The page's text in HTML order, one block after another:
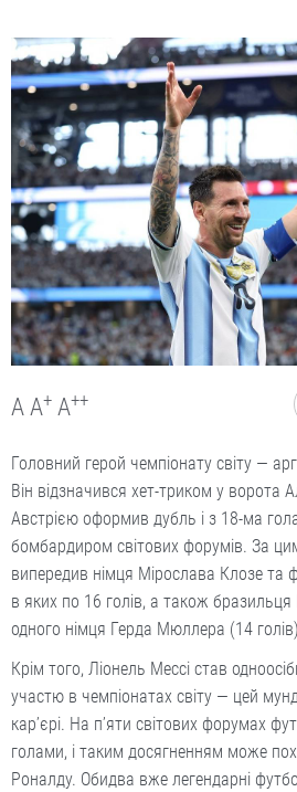
A A+ A++
Головний герой чемпіонату світу —
Він відзначився хет-триком у ворота
Австрією оформив дубль і з 18-ма
бомбардиром світових форумів. За
випередив німця Мірослава Клозе та
в яких по 16 голів, а також
одного німця Герда Мюллера (14
Крім того, Ліонель Мессі став
участю в чемпіонатах світу — цей
кар’єрі. На п’яти світових форумах
голами, і таким досягненням може
Роналду. Обидва вже легендарні